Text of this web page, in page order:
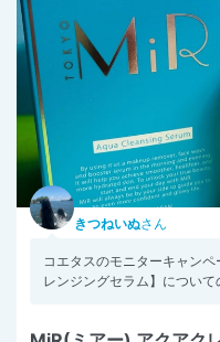
きつねいぬさん
コエタスのモニターキャン
レンジングセラム】について